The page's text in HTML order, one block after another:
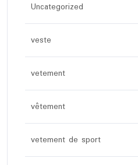
Uncategorized
veste
vetement
vêtement
vetement de sport